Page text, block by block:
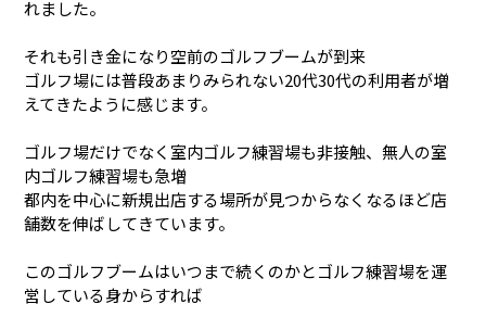
れました。
それも引き金になり空前のゴルフブームが到来
ゴルフ場には普段あまりみられない20代30代の利用者が増
えてきたように感じます。
ゴルフ場だけでなく室内ゴルフ練習場も非接触、無人の室
内ゴルフ練習場も急増
都内を中心に新規出店する場所が見つからなくなるほど店
舗数を伸ばしてきています。
このゴルフブームはいつまで続くのかとゴルフ練習場を運
営している身からすれば